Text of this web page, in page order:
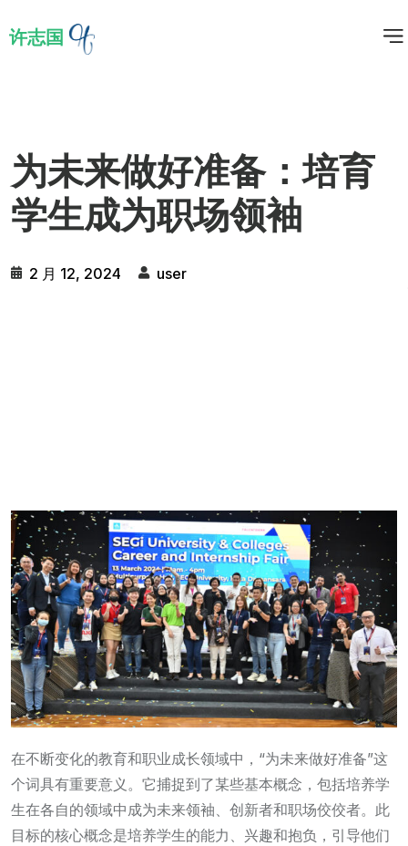
许志国
为未来做好准备：培育
学生成为职场领袖
2 月 12, 2024 user
在不断变化的教育和职业成长领域中，“为未来做好准备”这
个词具有重要意义。它捕捉到了某些基本概念，包括培养学
生在各自的领域中成为未来领袖、创新者和职场佼佼者。此
目标的核心概念是培养学生的能力、兴趣和抱负，引导他们